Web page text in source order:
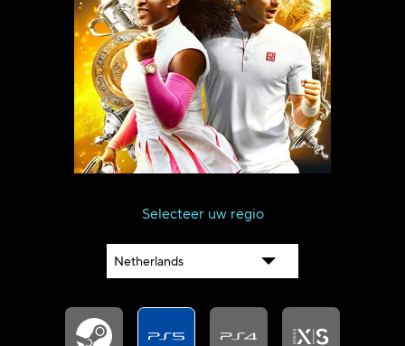
SOUNDTRACK
ENGLISH (EN)
ENGLISH (GB)
FRANÇAIS (FR)
ITALIANO (IT)
DEUTSCH (DE)
ESPAÑOL (ES)
ESPAÑOL (MX)
PORTUGUÊS (BR)
简体中文 (CN)
Selecteer uw regio